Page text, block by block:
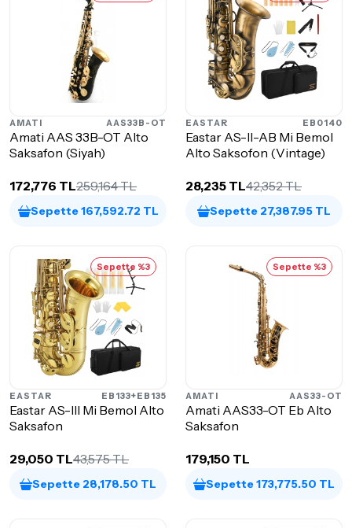
AMATI AAS33B-OT
Amati AAS 33B-OT Alto
Saksafon (Siyah)
172,776 TL259,164 TL
Sepette 167,592.72 TL
EASTAR EB0140
Eastar AS-II-AB Mi Bemol
Alto Saksofon (Vintage)
28,235 TL42,352 TL
Sepette 27,387.95 TL
Sepette %3
EASTAR EB133+EB135
Eastar AS-III Mi Bemol Alto
Saksafon
29,050 TL43,575 TL
Sepette 28,178.50 TL
Sepette %3
AMATI AAS33-OT
Amati AAS33-OT Eb Alto
Saksafon
179,150 TL
Sepette 173,775.50 TL